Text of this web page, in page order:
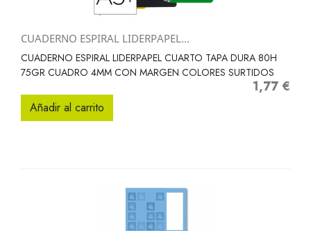
CUADERNO ESPIRAL LIDERPAPEL...
CUADERNO ESPIRAL LIDERPAPEL CUARTO TAPA DURA 80H
75GR CUADRO 4MM CON MARGEN COLORES SURTIDOS
Precio
1,77 €
Añadir al carrito